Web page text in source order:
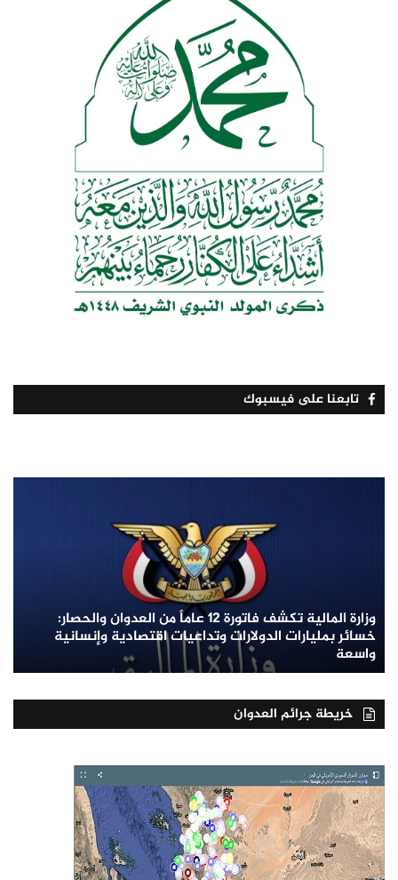
تابعنا على فيسبوك
وزارة المالية تكشف فاتورة 12 عاماً من العدوان والحصار:
خسائر بمليارات الدولارات وتداعيات اقتصادية وإنسانية
واسعة
خريطة جرائم العدوان